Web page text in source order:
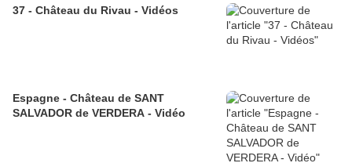
37 - Château du Rivau - Vidéos
Espagne - Château de SANT
SALVADOR de VERDERA - Vidéo